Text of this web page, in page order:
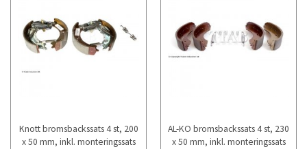
Knott bromsbackssats 4 st, 200
x 50 mm, inkl. monteringssats
AL-KO bromsbackssats 4 st, 230
x 50 mm, inkl. monteringssats